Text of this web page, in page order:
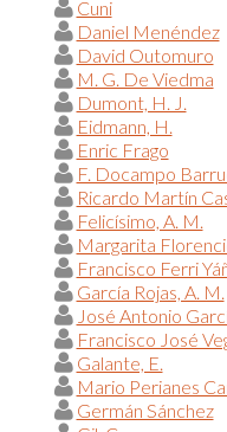
Cuni
Daniel Menéndez
David Outomuro
M. G. De Viedma
Dumont, H. J.
Eidmann, H.
Enric Frago
F. Docampo
Ricardo Martín
Felicísimo, A. M.
Margarita
Francisco Ferri
García Rojas, A. M.
José Antonio
Francisco José
Galante, E.
Mario Perianes
Germán Sánchez